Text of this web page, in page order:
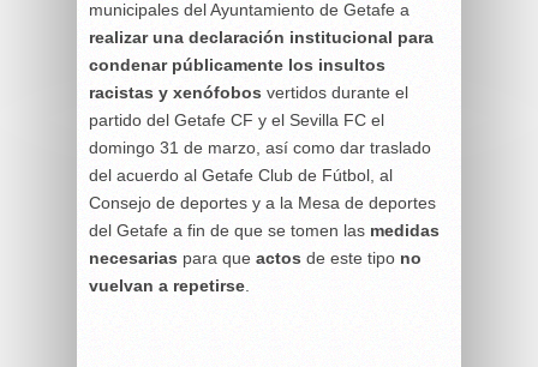
municipales del Ayuntamiento de Getafe a
realizar una declaración institucional para
condenar públicamente los insultos
racistas y xenófobos vertidos durante el
partido del Getafe CF y el Sevilla FC el
domingo 31 de marzo, así como dar traslado
del acuerdo al Getafe Club de Fútbol, al
Consejo de deportes y a la Mesa de deportes
del Getafe a fin de que se tomen las medidas
necesarias para que actos de este tipo no
vuelvan a repetirse